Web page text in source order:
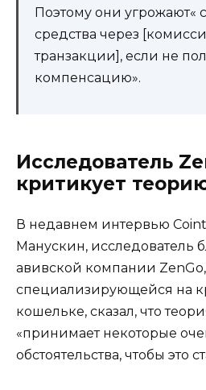
Поэтому они угрожают«
средства через
транзакции], если не
компенсацию».
Исследователь
критикует
В недавнем интервью
Манускин, исследователь
авивской компании ZenGo,
специализирующейся на
кошельке, сказал, что
«принимает некоторые
обстоятельства, чтобы это